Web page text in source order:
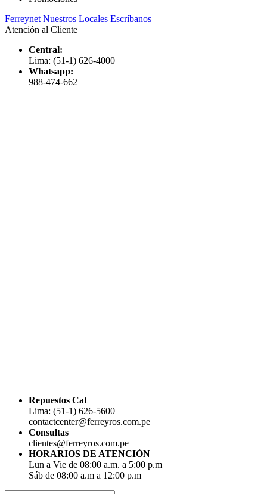
Ferreynet Nuestros Locales Escríbanos
Atención al Cliente
Central:
Lima: (51-1) 626-4000
Whatsapp:
988-474-662
Repuestos Cat
Lima: (51-1) 626-5600
contactcenter@ferreyros.com.pe
Consultas
clientes@ferreyros.com.pe
HORARIOS DE ATENCIÓN
Lun a Vie de 08:00 a.m. a 5:00 p.m
Sáb de 08:00 a.m a 12:00 p.m